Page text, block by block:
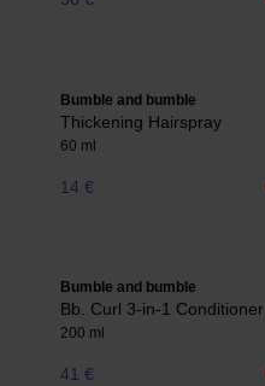
Bumble and bumble
Thickening Hairspray
60 ml
14 €
Bumble and bumble
Bb. Curl 3-in-1 Conditioner
200 ml
41 €